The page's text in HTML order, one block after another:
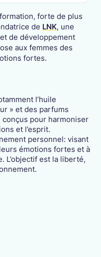
forte de plus
de LNK, une
de développement
aux femmes des
fortes.
l’huile
» et des parfums
pour harmoniser
et l’esprit.
personnel: visant
émotions fortes et à
L’objectif est la liberté,